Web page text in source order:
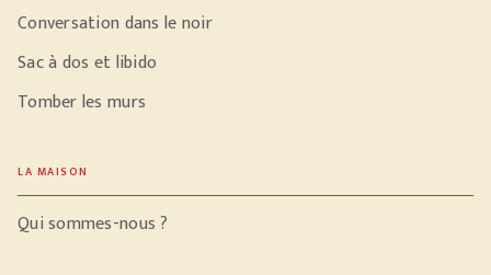
Conversation dans le noir
Sac à dos et libido
Tomber les murs
LA MAISON
Qui sommes-nous ?